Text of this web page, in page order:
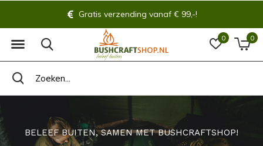
0 0
Gratis verzending vanaf € 99,-!
BELEEF BUITEN, SAMEN MET BUSHCRAFTSHOP!